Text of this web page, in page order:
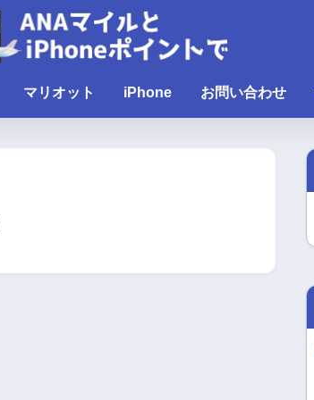
マリオット iPhone お問い合わせ